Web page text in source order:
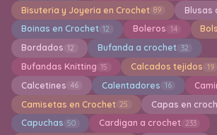
Bisuteria y Joyeria en Crochet 89 Blusas
Boinas en Crochet 12 Boleros 14
Bordados 12 Bufanda a crochet 32
Bufandas Knitting 15 Calcados tejidos 19
Calcetines 46 Calentadores 16
Camisetas en Crochet 25 Capas en
Capuchas 50 Cardigan a crochet 233